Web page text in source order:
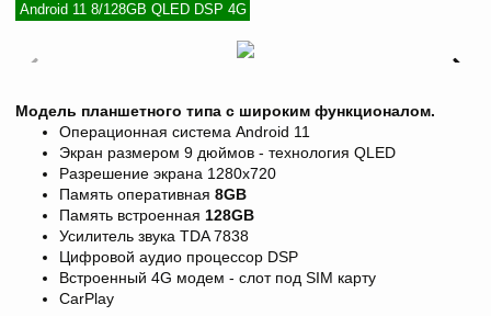
Android 11 8/128GB QLED DSP 4G
Модель планшетного типа с широким функционалом.
Операционная система Android 11
Экран размером 9 дюймов - технология QLED
Разрешение экрана 1280х720
Память оперативная 8GB
Память встроенная 128GB
Усилитель звука TDA 7838
Цифровой аудио процессор DSP
Встроенный 4G модем - слот под SIM карту
CarPlay